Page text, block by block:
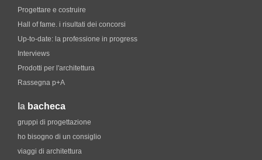
Progettare e costruire
Hall of fame. i risultati dei concorsi
Up-to-date: la professione in progress
Interviews
Prodotti per l'architettura
Rassegna p+A
la bacheca
gruppi di progettazione
ho bisogno di un consiglio
viaggi di architettura